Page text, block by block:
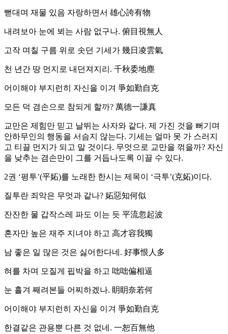
뻗대며 재물 있음 자랑하면서 雄心誇有物
내려보아 눈에 뵈는 사람 없구나. 俯目視無人
고작 며칠 구름 위로 솟던 기세가 幾日凌雲氣
천 년간 땅 먼지로 내던져지리. 千秋委地塵
어이해야 부지런히 자신을 이겨 爭如勤自克
모든 덕 겸손으로 참되게 할까? 萬德一謙真
교만은 제힘만 믿고 날뛰는 사자와 같다. 제 가진 것을 뻐기며
안하무인의 행동을 서슴지 않는다. 기세는 얼마 못 가 스러지
고 티끌 먼지가 되고 말 것이다. 무엇으로 교만을 꺾을까? 자신
을 낮추는 겸손만이 그를 거듭나도록 이끌 수 있다.
2권 ‘평투’(平妬)를 노래한 한시는 제목이 ‘극투’(克妬)이다.
질투란 죄악은 무엇과 같나? 妬惡知何似
잔잔한 물 갑작스레 파도 이는 듯 平流忽起波
혼자만 높은 재주 지녀야 하고 高才容我獨
남 좋은 일 많은 것은 싫어한다네. 好事恨人多
혀를 차며 모질게 핍박을 하고 咄咄偏相逼
눈 흘겨 째려본들 어찌하겠나. 眀眀奈若何
어이해야 부지런히 자신을 이겨 爭如勤自克
한결같은 관용뿐 다른 것 없네. 一恕百無他